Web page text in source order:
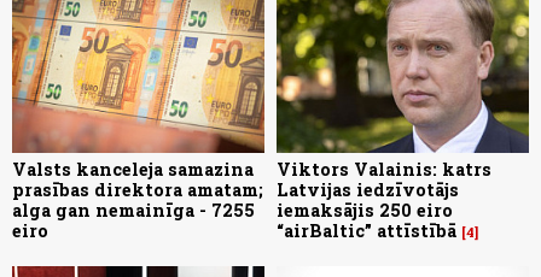
Valsts kanceleja samazina
prasības direktora amatam;
alga gan nemainīga - 7255
eiro
Viktors Valainis: katrs
Latvijas iedzīvotājs
iemaksājis 250 eiro
“airBaltic” attīstībā 4